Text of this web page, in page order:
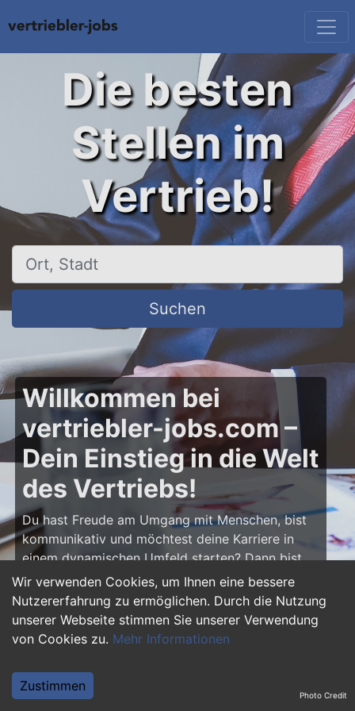
Wir verwenden Cookies, um Ihnen eine bessere
Nutzererfahrung zu ermöglichen. Durch die Nutzung
unserer Webseite stimmen Sie unserer Verwendung
von Cookies zu. Mehr Informationen
Zustimmen
Die besten
Stellen im
Vertrieb!
Ort, Stadt
Suchen
Willkommen bei
vertriebler-jobs.com –
Dein Einstieg in die Welt
des Vertriebs!
Du hast Freude am Umgang mit Menschen, bist
kommunikativ und möchtest deine Karriere in
einem dynamischen Umfeld starten? Dann bist
du aufvertriebler-jobs.comgenau richtig! Hier
findest du zahlreiche Ausbildungsplätze und
Einstiegsjobs im Vertrieb – von klassischen
Vertriebspositionen über Außendienst bis hin zu
Vertriebler und entwickle deine Talente!
Photo Credit